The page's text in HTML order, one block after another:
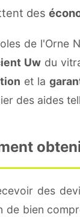
des
de l'Orne
Uw du
et la
des aides
des
de bien